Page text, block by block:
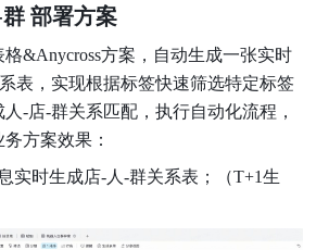
部署方案
&Anycross方案，自动生成一张实时
表，实现根据标签快速筛选特定标签
-店-群关系匹配，执行自动化流程，
方案效果：
实时生成店-人-群关系表；（T+1生